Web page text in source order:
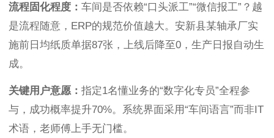
流程固化程度： 车间是否依赖“口头派工”“微信报工”？越
是流程随意，ERP的规范价值越大。安新县某轴承厂实
施前日均纸质单据87张，上线后降至0，生产日报自动生
成。
关键用户意愿： 指定1名懂业务的“数字化专员”全程参
与，成功概率提升70%。系统界面采用“车间语言”而非IT
术语，老师傅上手无门槛。